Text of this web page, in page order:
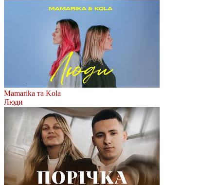
Mamarika та Kola
Люди